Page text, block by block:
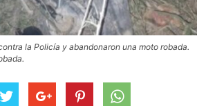
la Policía y abandonaron una moto robada.